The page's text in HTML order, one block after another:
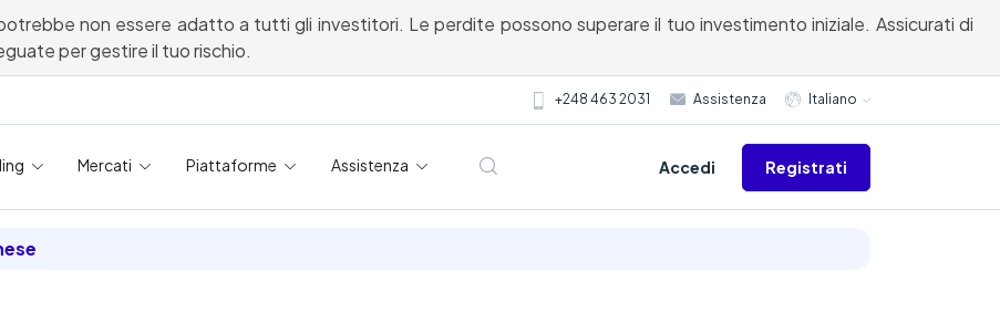
non essere adatto a tutti gli investitori. Le perdite possono superare il tuo investimento iniziale. Assicurati di
per gestire il tuo rischio.
+248 463 2031 Assistenza Italiano
Mercati Piattaforme Assistenza Accedi Registrati